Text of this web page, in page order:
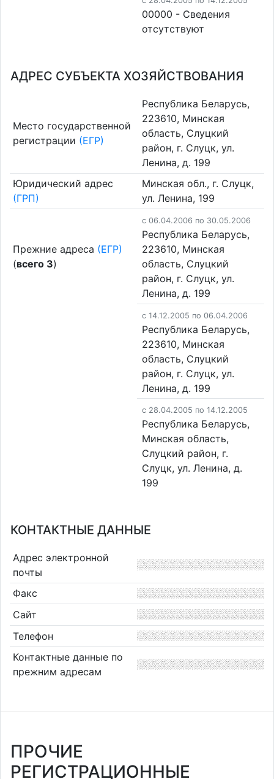
00000 - Cведения
отсутствуют
АДРЕС СУБЪЕКТА ХОЗЯЙСТВОВАНИЯ
Место государственной
регистрации (ЕГР)
Республика Беларусь,
223610, Минская
область, Слуцкий
район, г. Слуцк, ул.
Ленина, д. 199
Юридический адрес
(ГРП)
Минская обл., г. Слуцк,
ул. Ленина, 199
Прежние адреса (ЕГР)
(всего 3)
c 06.04.2006 по 30.05.2006
Республика Беларусь,
223610, Минская
область, Слуцкий
район, г. Слуцк, ул.
Ленина, д. 199
c 14.12.2005 по 06.04.2006
Республика Беларусь,
223610, Минская
область, Слуцкий
район, г. Слуцк, ул.
Ленина, д. 199
c 28.04.2005 по 14.12.2005
Республика Беларусь,
Минская область,
Слуцкий район, г.
Слуцк, ул. Ленина, д.
199
КОНТАКТНЫЕ ДАННЫЕ
Адрес электронной
почты
Факс
Сайт
Телефон
Контактные данные по
прежним адресам
ПРОЧИЕ
РЕГИСТРАЦИОННЫЕ